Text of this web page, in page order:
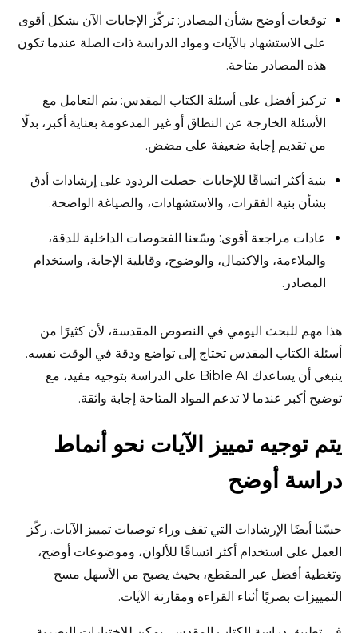
توقعات أوضح بشأن المصادر: تركّز الإجابات الآن بشكل أقوى
على الاستشهاد بالآيات ومواد الدراسة ذات الصلة عندما تكون
هذه المصادر متاحة.
تركيز أفضل على أسئلة الكتاب المقدس: يتم التعامل مع
الأسئلة الخارجة عن النطاق أو غير المدعومة بعناية أكبر، بدلًا
من تقديم إجابة ضعيفة على مضض.
بنية أكثر اتساقًا للإجابات: حصلت الردود على إرشادات أدق
بشأن بنية الفقرات، والاستشهادات، والصياغة الواضحة.
عادات مراجعة أقوى: وسّعنا الفحوصات الداخلية للدقة،
والملاءمة، والاكتمال، والوضوح، وقابلية الإجابة، واستخدام
المصادر.
هذا مهم للبحث اليومي في النصوص المقدسة، لأن كثيرًا من
أسئلة الكتاب المقدس تحتاج إلى تواضع ودقة في الوقت نفسه.
ينبغي أن يساعدك Bible AI على الدراسة بتوجيه مفيد، مع
توضيح أكبر عندما لا تدعم المواد المتاحة إجابة واثقة.
يتم توجيه تمييز الآيات نحو أنماط
دراسة أوضح
حسّنا أيضًا الإرشادات التي تقف وراء توصيات تمييز الآيات. ركّز
العمل على استخدام أكثر اتساقًا للألوان، وموضوعات أوضح،
وتغطية أفضل عبر المقطع، بحيث يصبح من الأسهل مسح
التمييزات بصريًا أثناء القراءة ومقارنة الآيات.